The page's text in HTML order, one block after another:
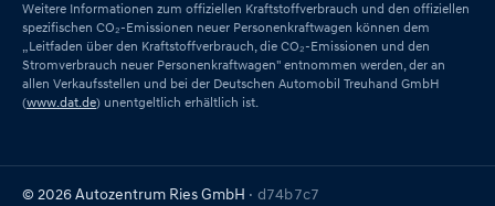
Weitere Informationen zum offiziellen Kraftstoffverbrauch und den offiziellen
spezifischen CO₂-Emissionen neuer Personenkraftwagen können dem
„Leitfaden über den Kraftstoffverbrauch, die CO₂-Emissionen und den
Stromverbrauch neuer Personenkraftwagen" entnommen werden, der an
allen Verkaufsstellen und bei der Deutschen Automobil Treuhand GmbH
(www.dat.de) unentgeltlich erhältlich ist.
© 2026 Autozentrum Ries GmbH · d74b7c7